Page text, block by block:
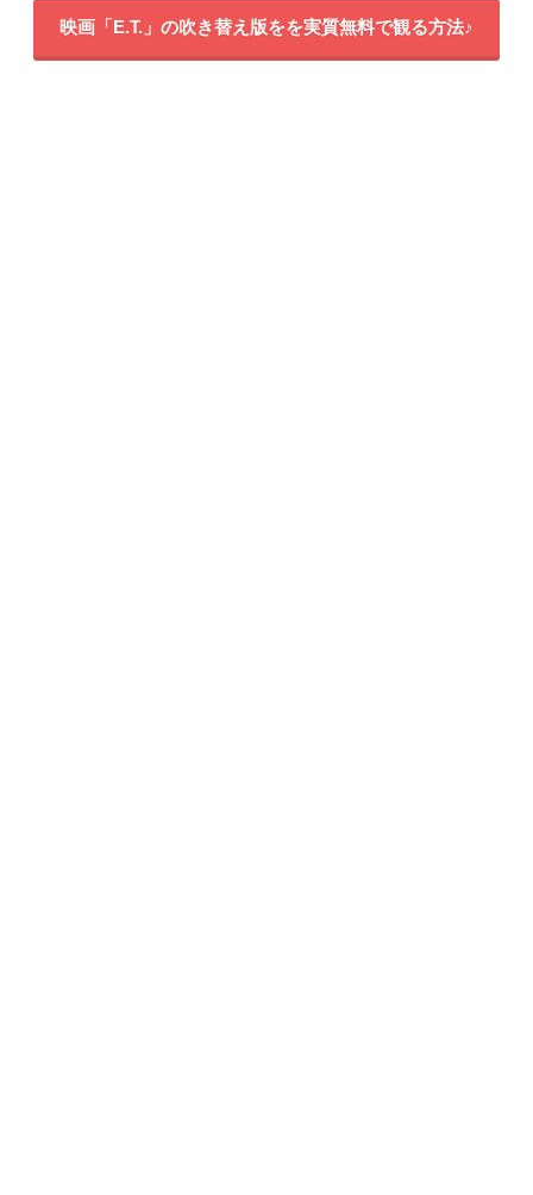
映画「E.T.」の吹き替え版をを実質無料で観る方法♪